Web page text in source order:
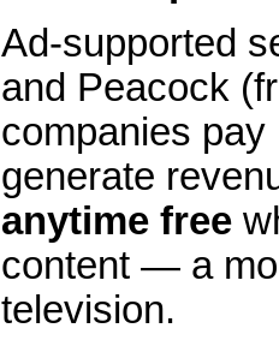
Ad-supported
and Peacock
companies
generate
anytime free
content — a
television.